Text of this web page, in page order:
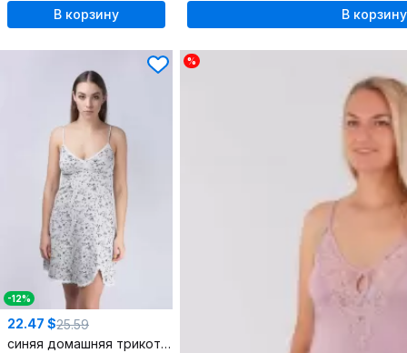
В корзину В корзину
-12%
22.47 $25.59
синяя домашняя трикотажная сорочка мультиколор
%